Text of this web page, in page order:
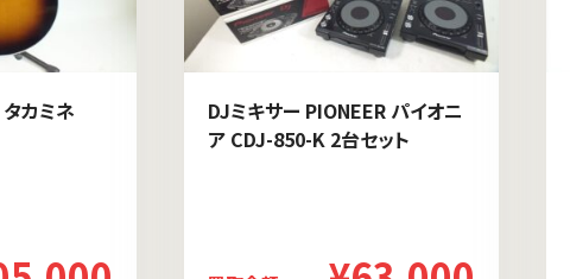
カミネ
DJミキサー PIONEER パイオニ
ア CDJ-850-K 2台セット